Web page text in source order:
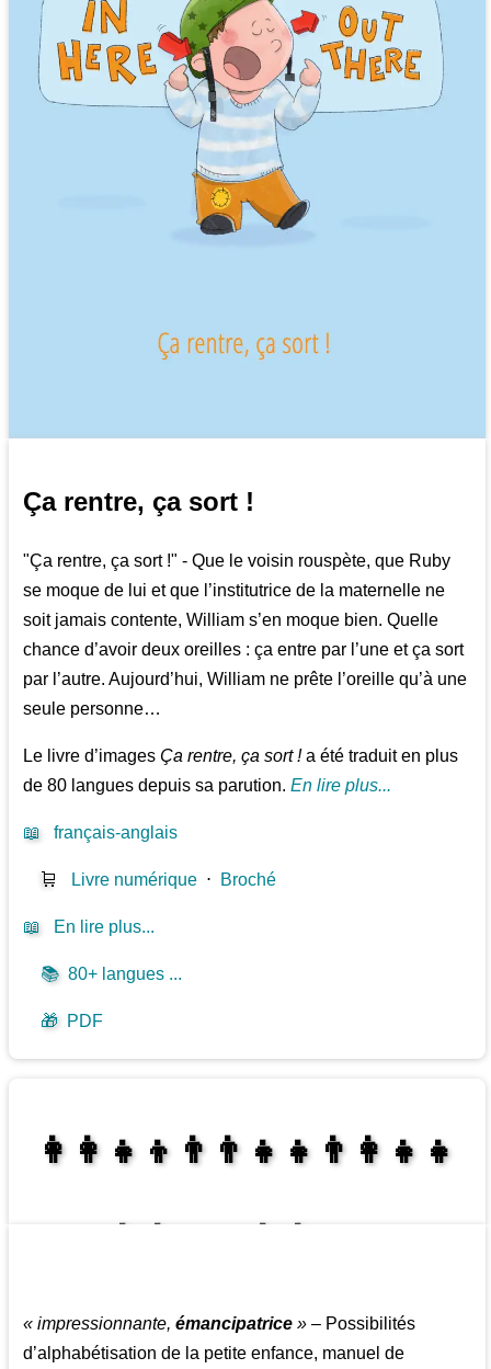
Ça rentre, ça sort !
"Ça rentre, ça sort !" - Que le voisin rouspète, que Ruby
se moque de lui et que l’institutrice de la maternelle ne
soit jamais contente, William s’en moque bien. Quelle
chance d’avoir deux oreilles : ça entre par l’une et ça sort
par l’autre. Aujourd’hui, William ne prête l’oreille qu’à une
seule personne…
Le livre d’images Ça rentre, ça sort !a été traduit en plus
de 80 langues depuis sa parution.En lire plus...
📖 français-anglais
🛒 Livre numérique ⋅ Broché
📖 En lire plus...
📚 80+ langues ...
🎁 PDF
👩‍👩‍👧‍👦👨‍👨‍👧‍👧👨‍👩‍👧‍👧
« impressionnante,émancipatrice » – Possibilités
d’alphabétisation de la petite enfance, manuel de